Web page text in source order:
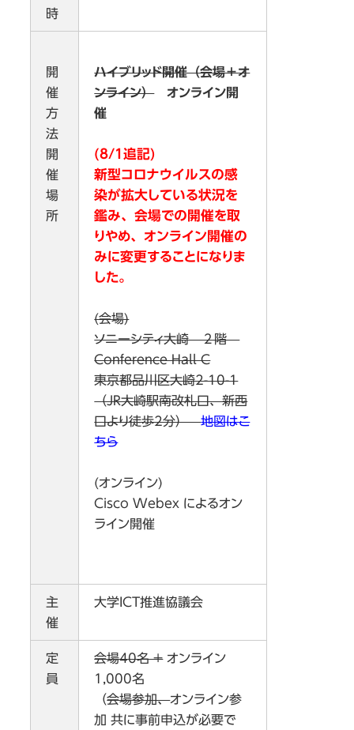
時
開
催
方
法
開
催
場
所
ハイブリッド開催（会場＋オ
ンライン）オンライン開
催
(8/1追記)
新型コロナウイルスの感
染が拡大している状況を
鑑み、会場での開催を取
りやめ、オンライン開催の
みに変更することになりま
した。
(会場)
ソニーシティ大崎 ２階
Conference Hall C
東京都品川区大崎2-10-1
（JR大崎駅南改札口、新西
口より徒歩2分）地図はこ
ちら
(オンライン)
Cisco Webex によるオン
ライン開催
主
催
大学ICT推進協議会
定
員
会場40名 +オンライン
1,000名
（会場参加、オンライン参
加 共に事前申込が必要で